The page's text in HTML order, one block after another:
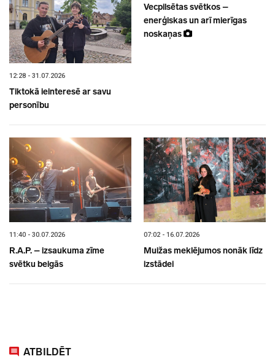
12:28 - 31.07.2026
Tiktokā ieinteresē ar savu
personību
Vecpilsētas svētkos –
enerģiskas un arī mierīgas
noskaņas
11:40 - 30.07.2026
R.A.P. – izsaukuma zīme
svētku beigās
07:02 - 16.07.2026
Muižas meklējumos nonāk līdz
izstādei
ATBILDĒT